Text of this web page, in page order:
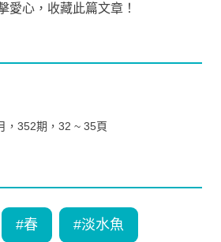
愛心，收藏此篇文章！
，352期，32 ~ 35頁
#春 #淡水魚